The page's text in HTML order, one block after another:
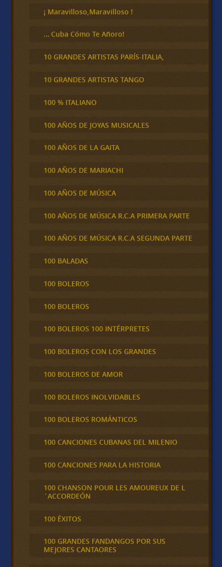
¡ Maravilloso,Maravilloso !
… Cuba Cómo Te Añoro!
10 GRANDES ARTISTAS PARÍS-ITALIA,
10 GRANDES ARTISTAS TANGO
100 % ITALIANO
100 AÑOS DE JOYAS MUSICALES
100 AÑOS DE LA GAITA
100 AÑOS DE MARIACHI
100 AÑOS DE MÚSICA
100 AÑOS DE MÚSICA R.C.A PRIMERA PARTE
100 AÑOS DE MÚSICA R.C.A SEGUNDA PARTE
100 BALADAS
100 BOLEROS
100 BOLEROS
100 BOLEROS 100 INTÉRPRETES
100 BOLEROS CON LOS GRANDES
100 BOLEROS DE AMOR
100 BOLEROS INOLVIDABLES
100 BOLEROS ROMÁNTICOS
100 CANCIONES CUBANAS DEL MILENIO
100 CANCIONES PARA LA HISTORIA
100 CHANSON POUR LES AMOUREUX DE L
´ACCORDEÓN
100 ÉXITOS
100 GRANDES FANDANGOS POR SUS
MEJORES CANTAORES